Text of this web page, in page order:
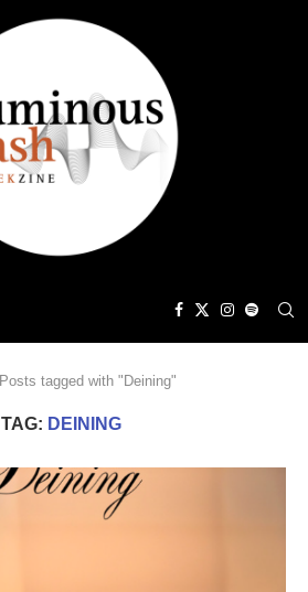
Posts tagged with "Deining"
TAG: DEINING